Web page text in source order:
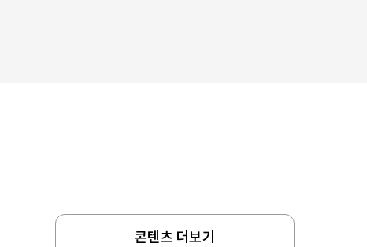
콘텐츠 더보기